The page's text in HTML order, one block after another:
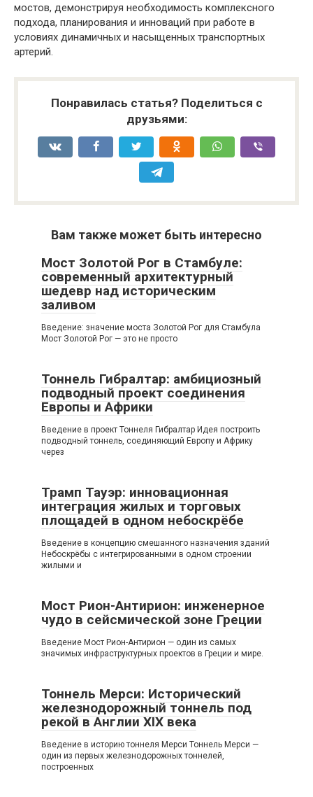
мостов, демонстрируя необходимость комплексного
подхода, планирования и инноваций при работе в
условиях динамичных и насыщенных транспортных
артерий.
Понравилась статья? Поделиться с
друзьями:
Вам также может быть интересно
Мост Золотой Рог в Стамбуле:
современный архитектурный
шедевр над историческим
заливом
Введение: значение моста Золотой Рог для Стамбула
Мост Золотой Рог — это не просто
Тоннель Гибралтар: амбициозный
подводный проект соединения
Европы и Африки
Введение в проект Тоннеля Гибралтар Идея построить
подводный тоннель, соединяющий Европу и Африку
через
Трамп Тауэр: инновационная
интеграция жилых и торговых
площадей в одном небоскрёбе
Введение в концепцию смешанного назначения зданий
Небоскрёбы с интегрированными в одном строении
жилыми и
Мост Рион-Антирион: инженерное
чудо в сейсмической зоне Греции
Введение Мост Рион-Антирион — один из самых
значимых инфраструктурных проектов в Греции и мире.
Тоннель Мерси: Исторический
железнодорожный тоннель под
рекой в Англии XIX века
Введение в историю тоннеля Мерси Тоннель Мерси —
один из первых железнодорожных тоннелей,
построенных